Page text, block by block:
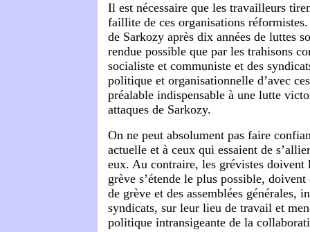
Il est nécessaire que les travailleurs
faillite de ces organisations
de Sarkozy après dix années de luttes
rendue possible que par les trahisons
socialiste et communiste et des
politique et organisationnelle d’avec
préalable indispensable à une lutte
attaques de Sarkozy.
On ne peut absolument pas faire
actuelle et à ceux qui essaient de
eux. Au contraire, les grévistes doivent
grève s’étende le plus possible,
de grève et des assemblées générales,
syndicats, sur leur lieu de travail et
politique intransigeante de la